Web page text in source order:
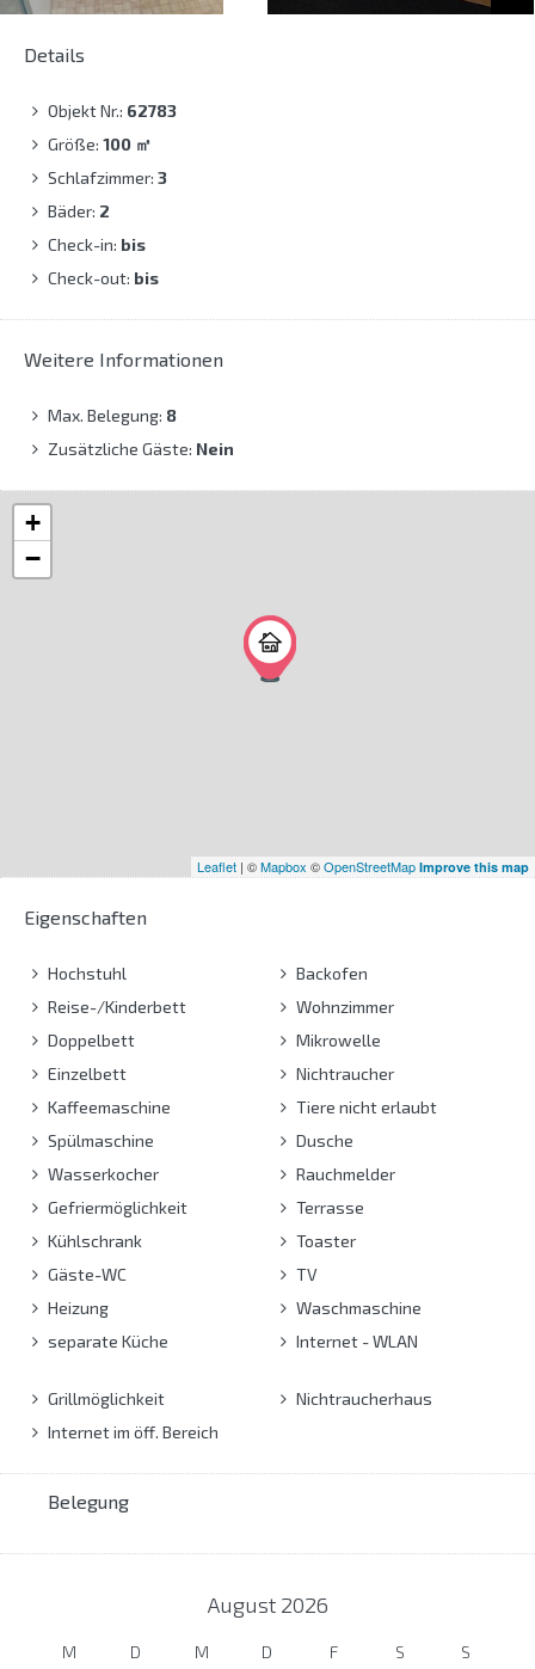
Details
Objekt Nr.: 62783
Größe: 100 ㎡
Schlafzimmer: 3
Bäder: 2
Check-in: bis
Check-out: bis
Weitere Informationen
Max. Belegung: 8
Zusätzliche Gäste: Nein
+
−
Leaflet | ©Mapbox ©OpenStreetMap Improve this map
Eigenschaften
Hochstuhl
Reise-/Kinderbett
Doppelbett
Einzelbett
Kaffeemaschine
Spülmaschine
Wasserkocher
Gefriermöglichkeit
Kühlschrank
Gäste-WC
Heizung
separate Küche
Backofen
Wohnzimmer
Mikrowelle
Nichtraucher
Tiere nicht erlaubt
Dusche
Rauchmelder
Terrasse
Toaster
TV
Waschmaschine
Internet - WLAN
Grillmöglichkeit
Internet im öff. Bereich
Nichtraucherhaus
Belegung
August 2026
M D M D F S S